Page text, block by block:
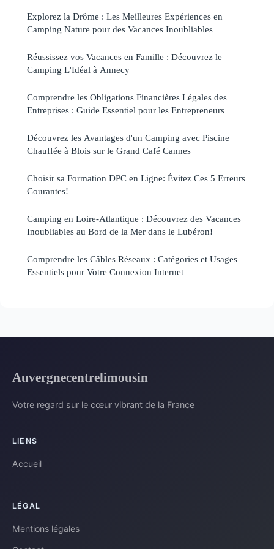
Explorez la Drôme : Les Meilleures Expériences en
Camping Nature pour des Vacances Inoubliables
Réussissez vos Vacances en Famille : Découvrez le
Camping L'Idéal à Annecy
Comprendre les Obligations Financières Légales des
Entreprises : Guide Essentiel pour les Entrepreneurs
Découvrez les Avantages d'un Camping avec Piscine
Chauffée à Blois sur le Grand Café Cannes
Choisir sa Formation DPC en Ligne: Évitez Ces 5 Erreurs
Courantes!
Camping en Loire-Atlantique : Découvrez des Vacances
Inoubliables au Bord de la Mer dans le Lubéron!
Comprendre les Câbles Réseaux : Catégories et Usages
Essentiels pour Votre Connexion Internet
Auvergnecentrelimousin
Votre regard sur le cœur vibrant de la France
LIENS
Accueil
LÉGAL
Mentions légales